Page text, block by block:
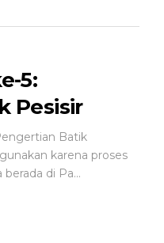
5:
Pesisir
Batik
karena proses
di Pa...